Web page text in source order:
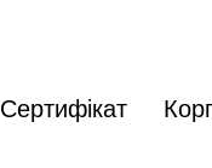
Сертифікат